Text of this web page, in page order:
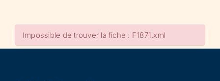
Impossible de trouver la fiche : F1871.xml